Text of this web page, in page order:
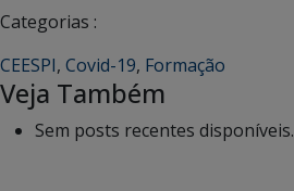
Categorias :
CEESPI, Covid-19, Formação
Veja Também
Sem posts recentes disponíveis.